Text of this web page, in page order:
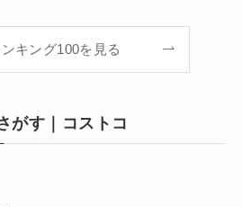
キング100を見る
がす｜コストコ